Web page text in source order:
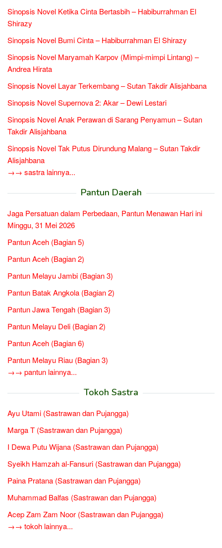
Sinopsis Novel Ketika Cinta Bertasbih – Habiburrahman El
Shirazy
Sinopsis Novel Bumi Cinta – Habiburrahman El Shirazy
Sinopsis Novel Maryamah Karpov (Mimpi-mimpi Lintang) –
Andrea Hirata
Sinopsis Novel Layar Terkembang – Sutan Takdir Alisjahbana
Sinopsis Novel Supernova 2: Akar – Dewi Lestari
Sinopsis Novel Anak Perawan di Sarang Penyamun – Sutan
Takdir Alisjahbana
Sinopsis Novel Tak Putus Dirundung Malang – Sutan Takdir
Alisjahbana
→→ sastra lainnya...
Pantun Daerah
Jaga Persatuan dalam Perbedaan, Pantun Menawan Hari ini
Minggu, 31 Mei 2026
Pantun Aceh (Bagian 5)
Pantun Aceh (Bagian 2)
Pantun Melayu Jambi (Bagian 3)
Pantun Batak Angkola (Bagian 2)
Pantun Jawa Tengah (Bagian 3)
Pantun Melayu Deli (Bagian 2)
Pantun Aceh (Bagian 6)
Pantun Melayu Riau (Bagian 3)
→→ pantun lainnya...
Tokoh Sastra
Ayu Utami (Sastrawan dan Pujangga)
Marga T (Sastrawan dan Pujangga)
I Dewa Putu Wijana (Sastrawan dan Pujangga)
Syeikh Hamzah al-Fansuri (Sastrawan dan Pujangga)
Paina Pratana (Sastrawan dan Pujangga)
Muhammad Balfas (Sastrawan dan Pujangga)
Acep Zam Zam Noor (Sastrawan dan Pujangga)
→→ tokoh lainnya...